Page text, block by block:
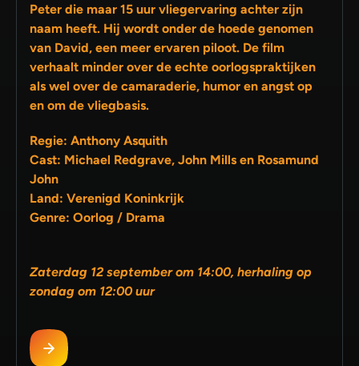
Peter die maar 15 uur vliegervaring achter zijn
naam heeft. Hij wordt onder de hoede genomen
van David, een meer ervaren piloot. De film
verhaalt minder over de echte oorlogspraktijken
als wel over de camaraderie, humor en angst op
en om de vliegbasis.
Regie: Anthony Asquith
Cast: Michael Redgrave, John Mills en Rosamund
John
Land: Verenigd Koninkrijk
Genre: Oorlog / Drama
Zaterdag 12 september om 14:00, herhaling op
zondag om 12:00 uur